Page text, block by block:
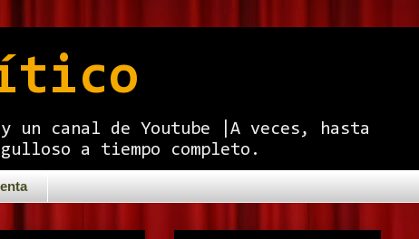
canal de Youtube |A veces, hasta
a tiempo completo.